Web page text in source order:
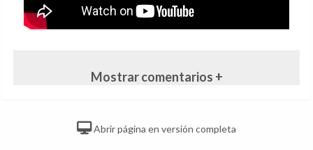
Mostrar comentarios +
Abrir página en versión completa